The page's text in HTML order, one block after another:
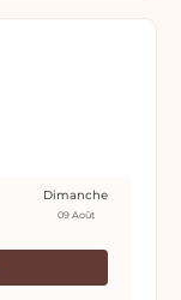
Dimanche
09 Août